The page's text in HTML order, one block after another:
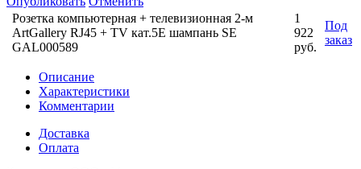
Розетка компьютерная + телевизионная 2-м
ArtGallery RJ45 + TV кат.5E шампань SE
GAL000589
1
922
руб.
Под
заказ
Описание
Характеристики
Комментарии
Доставка
Оплата